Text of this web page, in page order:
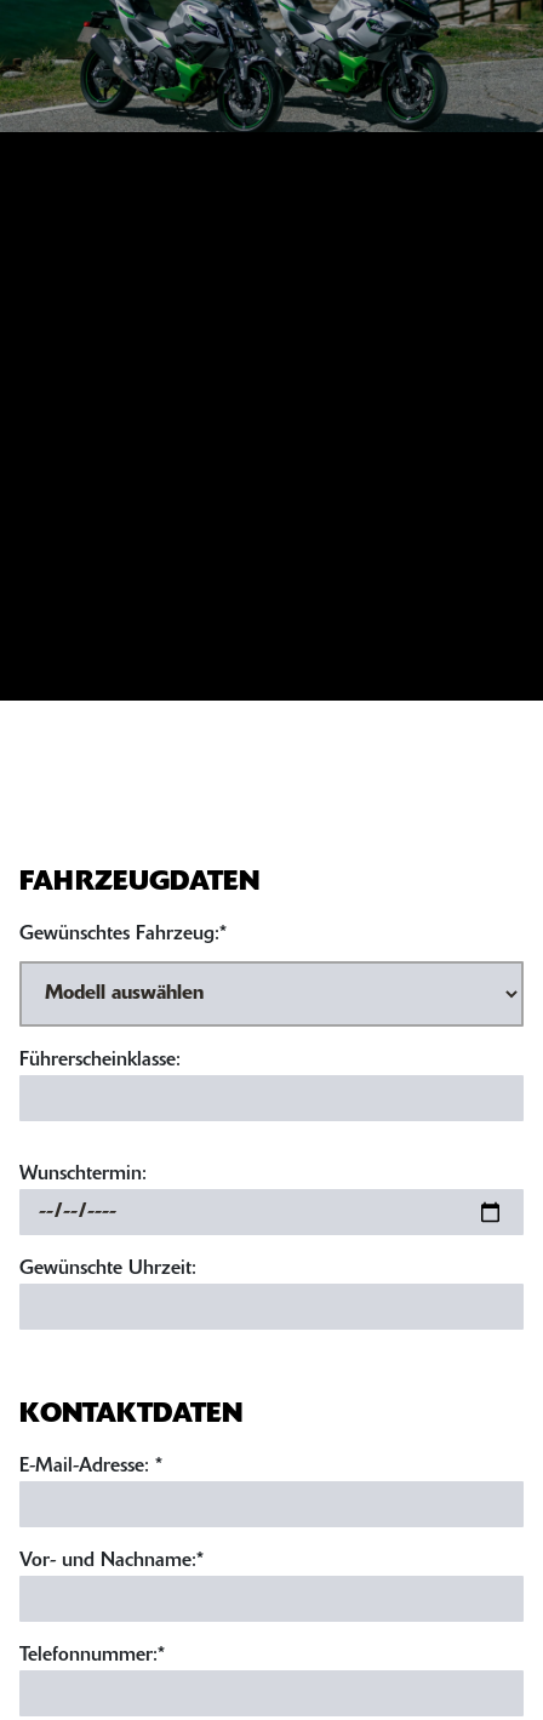
FAHRZEUGDATEN
Gewünschtes Fahrzeug:*
Führerscheinklasse:
Wunschtermin:
Gewünschte Uhrzeit:
KONTAKTDATEN
E-Mail-Adresse: *
Vor- und Nachname:*
Telefonnummer:*